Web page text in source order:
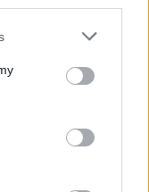
or more Google
You may click to
party tags to
in below Google
και
το 2018 και
έτος 2019-20 τα
Σπουδών (με έδρα